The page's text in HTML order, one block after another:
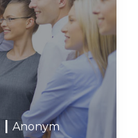
Anonym